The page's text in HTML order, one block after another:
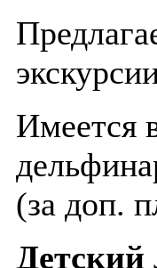
Имеется
(за доп.
Детский